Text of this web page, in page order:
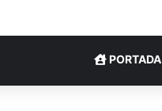
PORTADA